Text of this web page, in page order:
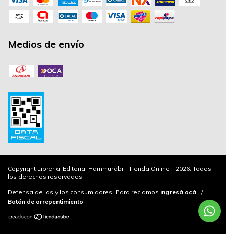
Medios de envío
Copyright Libreria-Editorial Hammurabi - Tienda Online - 2026. Todos
los derechos reservados.
Defensa de las y los consumidores. Para reclamos ingresá acá. /
Botón de arrepentimiento